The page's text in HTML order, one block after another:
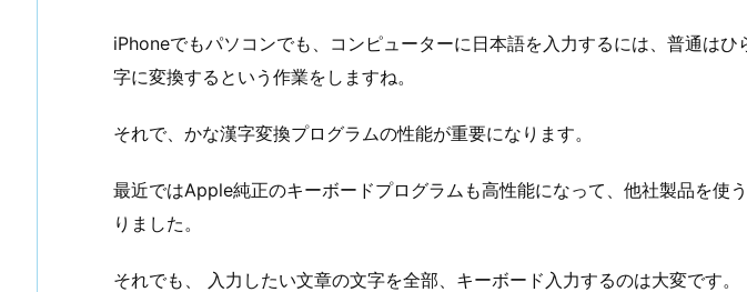
iPhoneでもパソコンでも、コンピューターに日本語を入力するには、普通はひ
字に変換するという作業をしますね。
それで、かな漢字変換プログラムの性能が重要になります。
最近ではApple純正のキーボードプログラムも高性能になって、他社製品を使
りました。
それでも、 入力したい文章の文字を全部、キーボード入力するのは大変です。